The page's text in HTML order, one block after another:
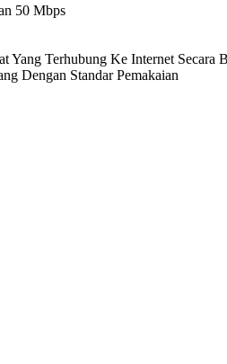
50 Mbps
Yang Terhubung Ke Internet Secara
Dengan Standar Pemakaian